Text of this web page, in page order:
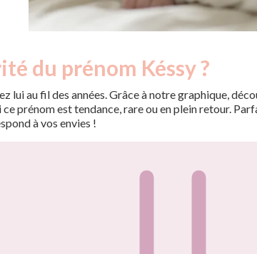
du prénom Késsy ?
lui au fil des années. Grâce à notre graphique,
prénom est tendance, rare ou en plein retour.
à vos envies !